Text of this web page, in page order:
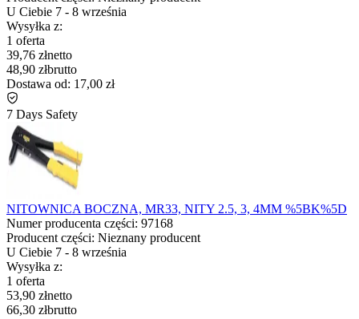
U Ciebie 7 - 8 września
Wysyłka z:
1 oferta
39,76 złnetto
48,90 złbrutto
Dostawa od: 17,00 zł
7 Days Safety
NITOWNICA BOCZNA, MR33, NITY 2.5, 3, 4MM %5BK%5D
Numer producenta części: 97168
Producent części: Nieznany producent
U Ciebie 7 - 8 września
Wysyłka z:
1 oferta
53,90 złnetto
66,30 złbrutto